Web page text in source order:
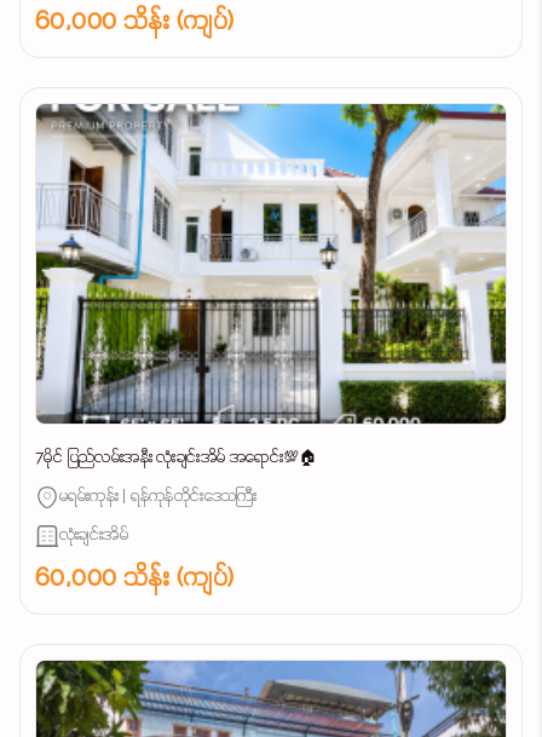
60,000 သိန်း (ကျပ်)
7မိုင် ပြည်လမ်းအနီး လုံးချင်းအိမ် အရောင်း💯🏠
မရမ်းကုန်း | ရန်ကုန်တိုင်းဒေသကြီး
လုံးချင်းအိမ်
60,000 သိန်း (ကျပ်)